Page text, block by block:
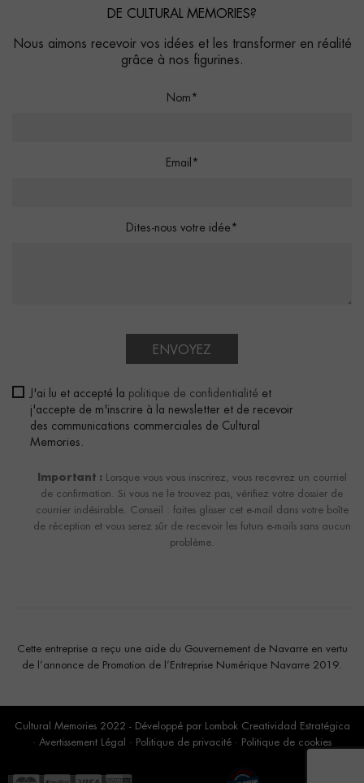
DE CULTURAL MEMORIES?
Nous aimons recevoir vos idées et les transformer en réalité
grâce à nos figurines.
Nom*
Email*
Dites-nous votre idée*
ENVOYEZ
J'ai lu et accepté la politique de confidentialité et
j'accepte de m'inscrire à la newsletter et de recevoir
des communications commerciales de Cultural
Memories.
Important : Lorsque vous vous inscrirez, vous recevrez un courriel
de confirmation. Si vous ne le trouvez pas, vérifiez votre dossier de
courrier indésirable. Conseil : faites glisser cet e-mail dans votre boîte
de réception et vous serez sûr de recevoir les futurs e-mails sans aucun
problème.
Cette entreprise a reçu une aide du Gouvernement de Navarre en vertu
de l’annonce de Promotion de l’Entreprise Numérique Navarre 2019.
Cultural Memories 2022 - Développé par Lombok Creatividad Estratégica
· Avertissement Légal · Politique de privacité · Politique de cookies